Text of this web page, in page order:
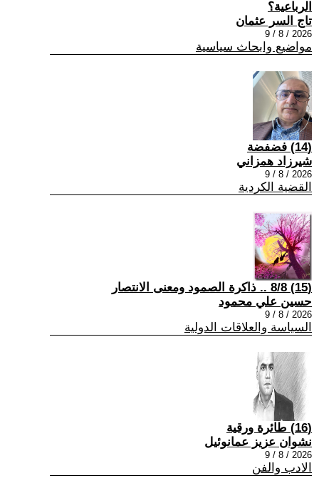
الرباعية؟
تاج السر عثمان
2026 / 8 / 9
مواضيع وابحاث سياسية
(14) فضفضة
شيرزاد همزاني
2026 / 8 / 9
القضية الكردية
(15) 8/8 .. ذاكرة الصمود ومعنى الانتصار
حسين علي محمود
2026 / 8 / 9
السياسة والعلاقات الدولية
(16) طائرة ورقية
نشوان عزيز عمانوئيل
2026 / 8 / 9
الادب والفن